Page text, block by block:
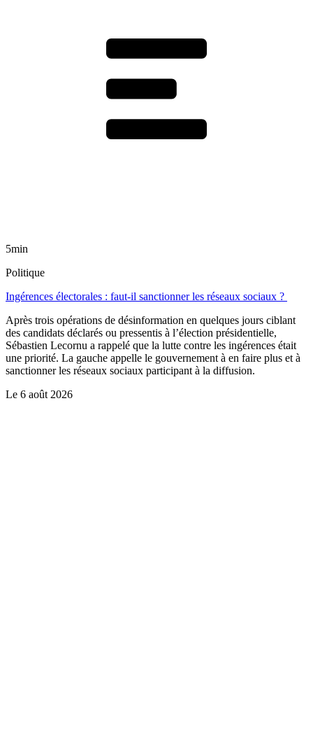
5min
Politique
Ingérences électorales : faut-il sanctionner les réseaux sociaux ?
Après trois opérations de désinformation en quelques jours ciblant
des candidats déclarés ou pressentis à l’élection présidentielle,
Sébastien Lecornu a rappelé que la lutte contre les ingérences était
une priorité. La gauche appelle le gouvernement à en faire plus et à
sanctionner les réseaux sociaux participant à la diffusion.
Le 6 août 2026